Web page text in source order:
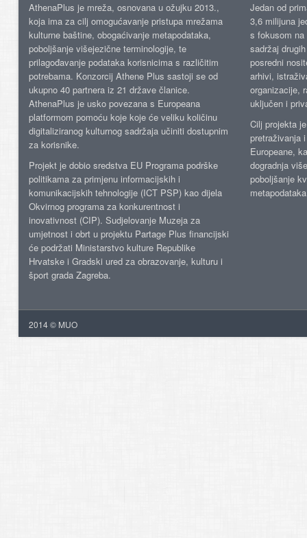
AthenaPlus je mreža, osnovana u ožujku 2013.,
koja ima za cilj omogućavanje pristupa mrežama
kulturne baštine, obogaćivanje metapodataka,
poboljšanje višejezične terminologije, te
prilagođavanje podataka korisnicima s različitim
potrebama. Konzorcij Athene Plus sastoji se od
ukupno 40 partnera iz 21 države članice.
AthenaPlus je usko povezana s Europeana
platformom pomoću koje koje će veliku količinu
digitaliziranog kulturnog sadržaja učiniti dostupnim
za korisnike.
Projekt je dobio sredstva EU Programa podrške
politikama za primjenu informacijskih i
komunikacijskih tehnologije (ICT PSP) kao dijela
Okvirnog programa za konkurentnost i
inovativnost (CIP). Sudjelovanje Muzeja za
umjetnost i obrt u projektu Partage Plus financijski
će podržati Ministarstvo kulture Republike
Hrvatske i Gradski ured za obrazovanje, kulturu i
šport grada Zagreba.
Jedan od
3,6 milijuna
s fokusom
sadržaj
posredni
arhivi,
organizacije,
uključen i
Cilj projekta
pretraživanja
Europeane,
dogradnja
poboljšanje
2014 © MUO